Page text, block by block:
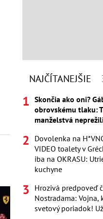
NAJČÍTANEJŠIE
Skončia ako oni?
obrovskému tlaku:
manželstvá
Dovolenka na
VIDEO toalety v
iba na OKRASU:
kuchyne
Hrozivá predpoveď
Nostradama: Vojna,
svetový poriadok!